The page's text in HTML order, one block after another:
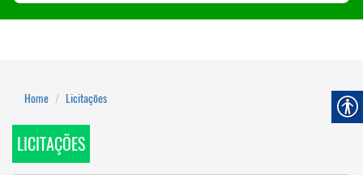
Home Licitações
LICITAÇÕES